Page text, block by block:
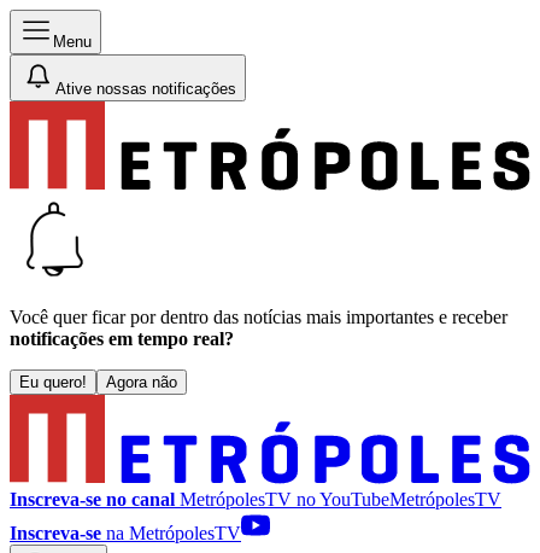
Menu
Ative nossas notificações
Você quer ficar por dentro das notícias mais importantes e receber
notificações em tempo real?
Eu quero! Agora não
Inscreva-se no canal MetrópolesTV noYouTubeMetrópolesTV
Inscreva-se na MetrópolesTV